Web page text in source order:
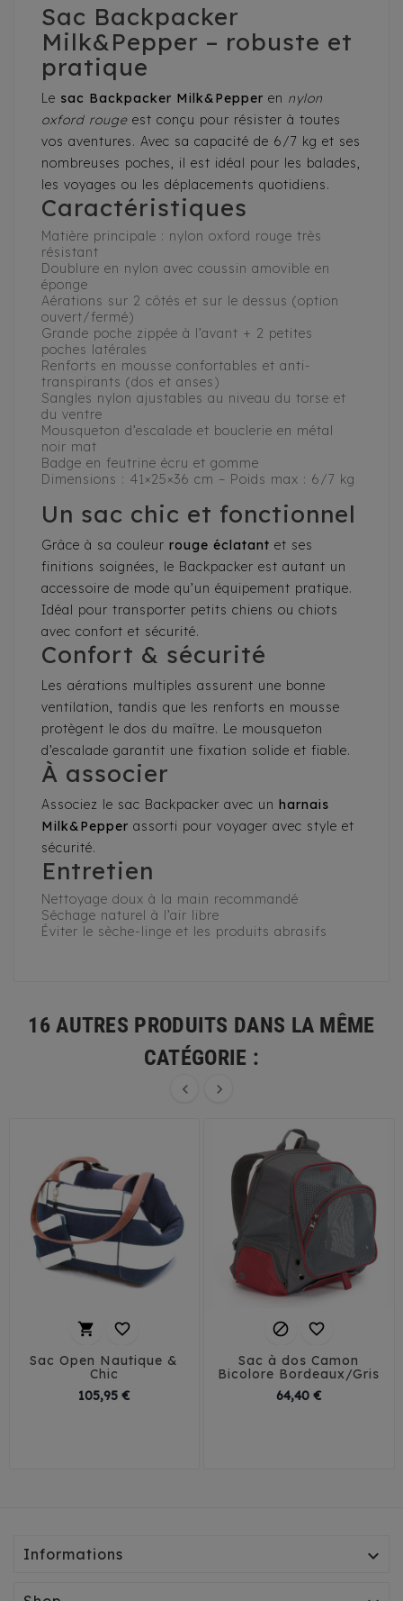
Sac Backpacker
Milk&Pepper – robuste et
pratique
Le sac Backpacker Milk&Pepper en nylon
oxford rouge est conçu pour résister à toutes
vos aventures. Avec sa capacité de 6/7 kg et ses
nombreuses poches, il est idéal pour les balades,
les voyages ou les déplacements quotidiens.
Caractéristiques
Matière principale : nylon oxford rouge très
résistant
Doublure en nylon avec coussin amovible en
éponge
Aérations sur 2 côtés et sur le dessus (option
ouvert/fermé)
Grande poche zippée à l’avant + 2 petites
poches latérales
Renforts en mousse confortables et anti-
transpirants (dos et anses)
Sangles nylon ajustables au niveau du torse et
du ventre
Mousqueton d’escalade et bouclerie en métal
noir mat
Badge en feutrine écru et gomme
Dimensions : 41×25×36 cm – Poids max : 6/7 kg
Un sac chic et fonctionnel
Grâce à sa couleur rouge éclatant et ses
finitions soignées, le Backpacker est autant un
accessoire de mode qu’un équipement pratique.
Idéal pour transporter petits chiens ou chiots
avec confort et sécurité.
Confort & sécurité
Les aérations multiples assurent une bonne
ventilation, tandis que les renforts en mousse
protègent le dos du maître. Le mousqueton
d’escalade garantit une fixation solide et fiable.
À associer
Associez le sac Backpacker avec un harnais
Milk&Pepper assorti pour voyager avec style et
sécurité.
Entretien
Nettoyage doux à la main recommandé
Séchage naturel à l’air libre
Éviter le sèche-linge et les produits abrasifs
16 AUTRES PRODUITS DANS LA MÊME
CATÉGORIE :
 
 
Sac Open Nautique &
Chic
105,95 €Prix
 
Sac à dos Camon
Bicolore Bordeaux/Gris
64,40 €Prix
Informations 